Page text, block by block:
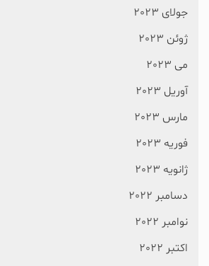
جولای 2023
ژوئن 2023
می 2023
آوریل 2023
مارس 2023
فوریه 2023
ژانویه 2023
دسامبر 2022
نوامبر 2022
اکتبر 2022